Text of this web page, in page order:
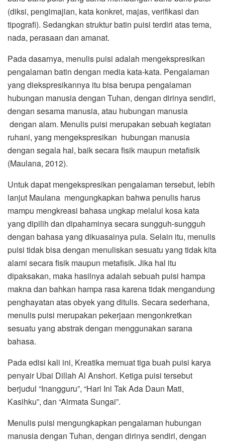
(diksi, pengimajian, kata konkret, majas, verifikasi dan
tipografi). Sedangkan struktur batin puisi terdiri atas tema,
nada, perasaan dan amanat.
Pada dasarnya, menulis puisi adalah mengekspresikan
pengalaman batin dengan media kata-kata. Pengalaman
yang diekspresikannya itu bisa berupa pengalaman
hubungan manusia dengan Tuhan, dengan dirinya sendiri,
dengan sesama manusia, atau hubungan manusia
dengan alam. Menulis puisi merupakan sebuah kegiatan
ruhani, yang mengekspresikan hubungan manusia
dengan segala hal, baik secara fisik maupun metafisik
(Maulana, 2012).
Untuk dapat mengekspresikan pengalaman tersebut, lebih
lanjut Maulana mengungkapkan bahwa penulis harus
mampu mengkreasi bahasa ungkap melalui kosa kata
yang dipilih dan dipahaminya secara sungguh-sungguh
dengan bahasa yang dikuasainya pula. Selain itu, menulis
puisi tidak bisa dengan menuliskan sesuatu yang tidak kita
alami secara fisik maupun metafisik. Jika hal itu
dipaksakan, maka hasilnya adalah sebuah puisi hampa
makna dan bahkan hampa rasa karena tidak mengandung
penghayatan atas obyek yang ditulis. Secara sederhana,
menulis puisi merupakan pekerjaan mengonkretkan
sesuatu yang abstrak dengan menggunakan sarana
bahasa.
Pada edisi kali ini, Kreatika memuat tiga buah puisi karya
penyair Ubai Dillah Al Anshori. Ketiga puisi tersebut
berjudul “Inangguru”, “Hari Ini Tak Ada Daun Mati,
Kasihku”, dan “Airmata Sungai”.
Menulis puisi mengungkapkan pengalaman hubungan
manusia dengan Tuhan, dengan dirinya sendiri, dengan